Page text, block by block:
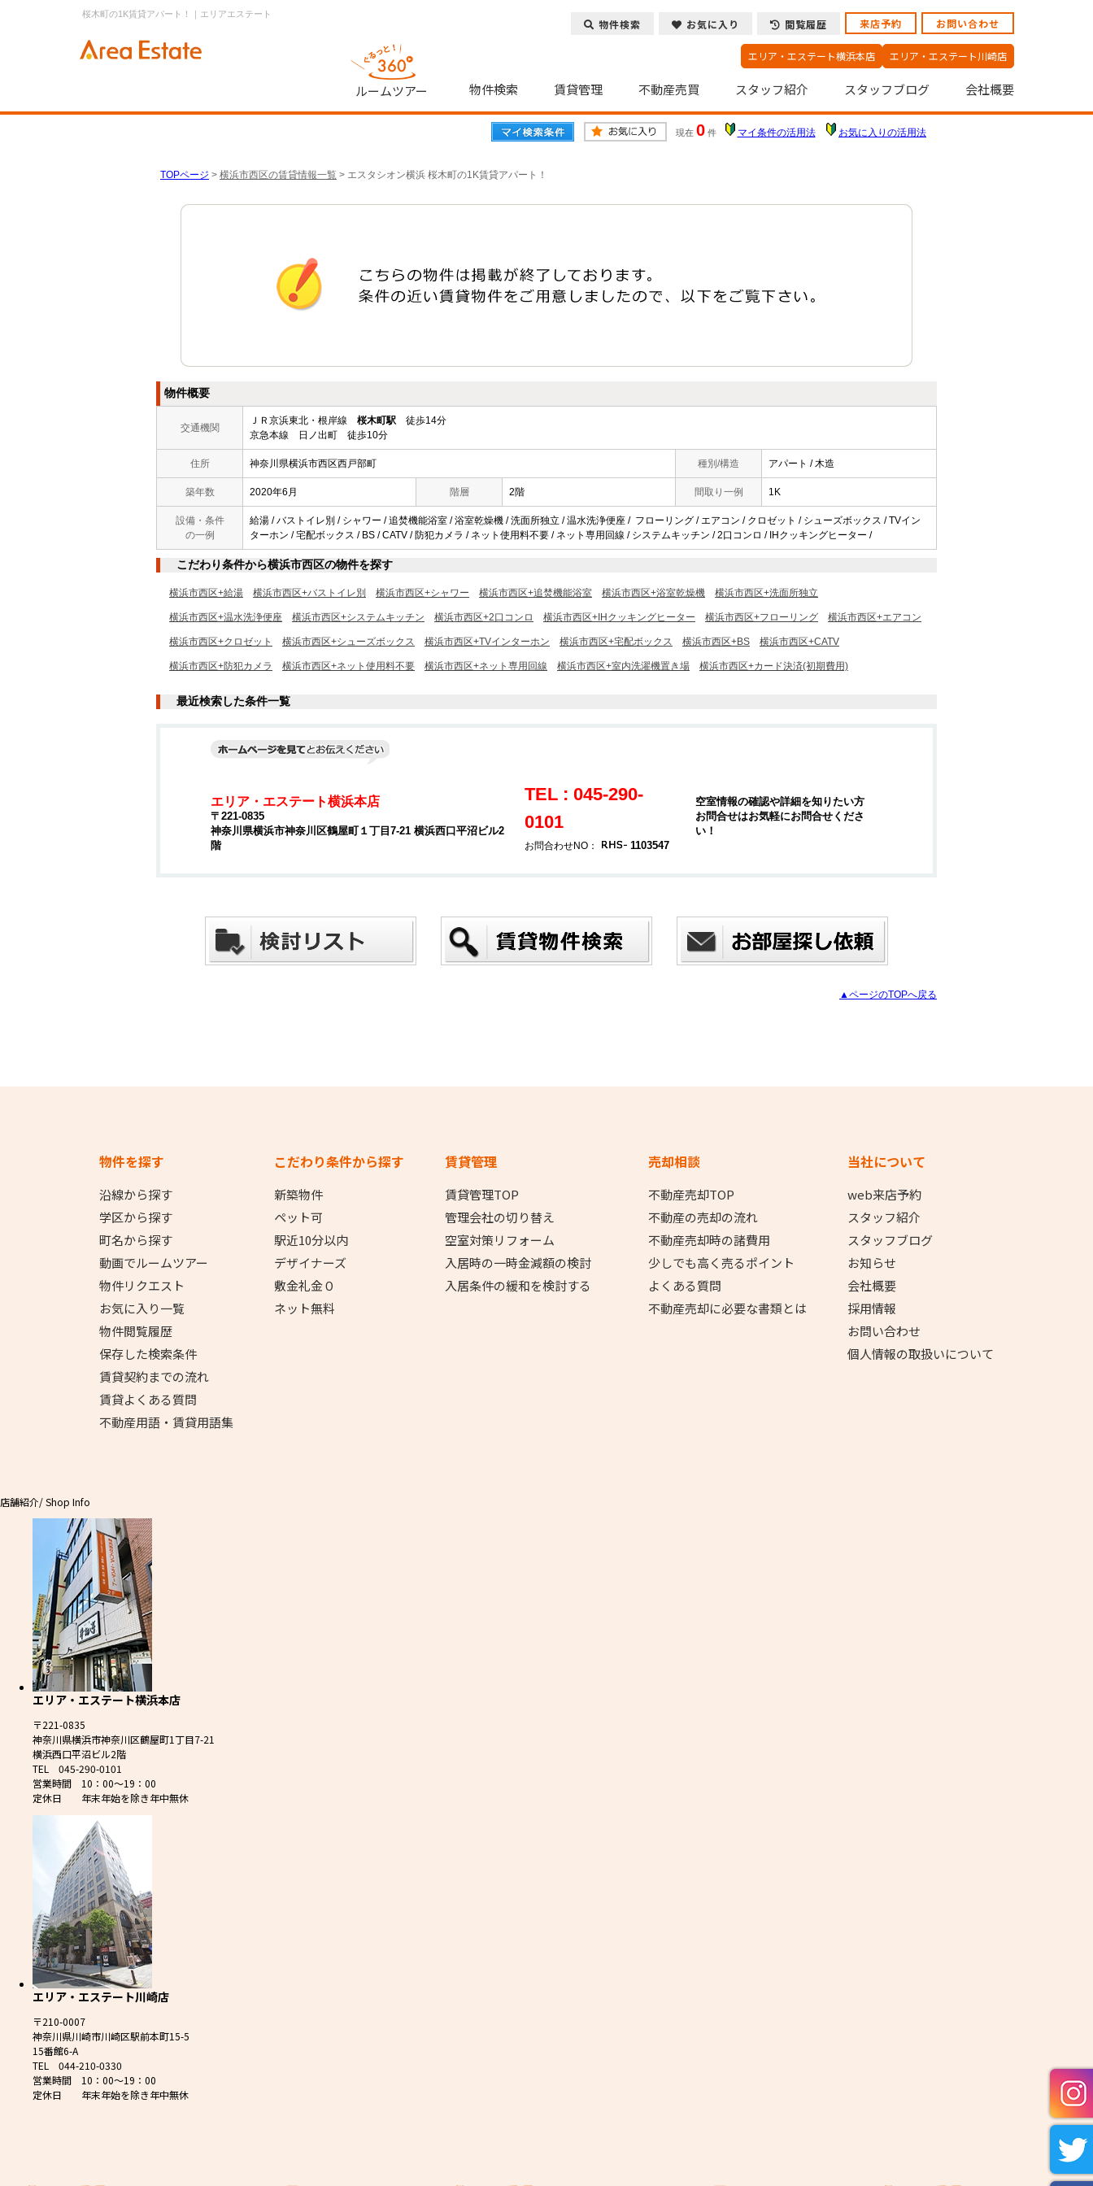
桜木町の1K賃貸アパート！｜エリアエステート
物件検索 お気に入り 閲覧履歴 来店予約 お問い合わせ
エリア・エステート横浜本店 エリア・エステート川崎店
ルームツアー 物件検索 賃貸管理 不動産売買 スタッフ紹介 スタッフブログ 会社概要
現在 0 件 マイ条件の活用法 お気に入りの活用法
TOPページ > 横浜市西区の賃貸情報一覧 > エスタシオン横浜 桜木町の1K賃貸アパート！
物件概要
交通機関
ＪＲ京浜東北・根岸線 桜木町駅 徒歩14分
京急本線 日ノ出町 徒歩10分
住所 神奈川県横浜市西区西戸部町 種別/構造 アパート / 木造
築年数 2020年6月 階層 2階 間取り一例 1K
設備・条件
の一例
給湯 / バストイレ別 / シャワー / 追焚機能浴室 / 浴室乾燥機 / 洗面所独立 / 温水洗浄便座 / フローリング / エアコン / クロゼット / シューズボックス / TVイン
ターホン / 宅配ボックス / BS / CATV / 防犯カメラ / ネット使用料不要 / ネット専用回線 / システムキッチン / 2口コンロ / IHクッキングヒーター /
こだわり条件から横浜市西区の物件を探す
横浜市西区+給湯 横浜市西区+バストイレ別 横浜市西区+シャワー 横浜市西区+追焚機能浴室 横浜市西区+浴室乾燥機 横浜市西区+洗面所独立
横浜市西区+温水洗浄便座 横浜市西区+システムキッチン 横浜市西区+2口コンロ 横浜市西区+IHクッキングヒーター 横浜市西区+フローリング 横浜市西区+エアコン
横浜市西区+クロゼット 横浜市西区+シューズボックス 横浜市西区+TVインターホン 横浜市西区+宅配ボックス 横浜市西区+BS 横浜市西区+CATV
横浜市西区+防犯カメラ 横浜市西区+ネット使用料不要 横浜市西区+ネット専用回線 横浜市西区+室内洗濯機置き場 横浜市西区+カード決済(初期費用)
最近検索した条件一覧
エリア・エステート横浜本店
〒221-0835
神奈川県横浜市神奈川区鶴屋町１丁目7-21 横浜西口平沼ビル2
階
TEL : 045-290-
0101
お問合わせNO： 1103547
空室情報の確認や詳細を知りたい方
お問合せはお気軽にお問合せくださ
い！
▲ページのTOPへ戻る
物件を探す
沿線から探す
学区から探す
町名から探す
動画でルームツアー
物件リクエスト
お気に入り一覧
物件閲覧履歴
保存した検索条件
賃貸契約までの流れ
賃貸よくある質問
不動産用語・賃貸用語集
こだわり条件から探す
新築物件
ペット可
駅近10分以内
デザイナーズ
敷金礼金０
ネット無料
賃貸管理
賃貸管理TOP
管理会社の切り替え
空室対策リフォーム
入居時の一時金減額の検討
入居条件の緩和を検討する
売却相談
不動産売却TOP
不動産の売却の流れ
不動産売却時の諸費用
少しでも高く売るポイント
よくある質問
不動産売却に必要な書類とは
当社について
web来店予約
スタッフ紹介
スタッフブログ
お知らせ
会社概要
採用情報
お問い合わせ
個人情報の取扱いについて
店舗紹介/ Shop Info
エリア・エステート横浜本店
〒221-0835
神奈川県横浜市神奈川区鶴屋町1丁目7-21
横浜西口平沼ビル2階
TEL 045-290-0101
営業時間 10：00～19：00
定休日 年末年始を除き年中無休
エリア・エステート川崎店
〒210-0007
神奈川県川崎市川崎区駅前本町15-5
15番館6-A
TEL 044-210-0330
営業時間 10：00～19：00
定休日 年末年始を除き年中無休